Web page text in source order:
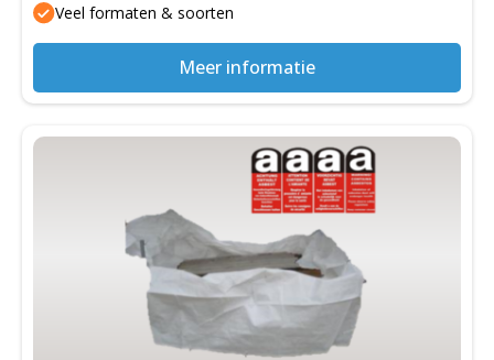
Veel formaten & soorten
Meer informatie